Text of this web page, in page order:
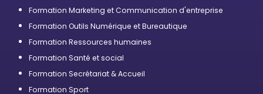
Formation Marketing et Communication d'entreprise
Formation Outils Numérique et Bureautique
Formation Ressources humaines
Formation Santé et social
Formation Secrétariat & Accueil
Formation Sport